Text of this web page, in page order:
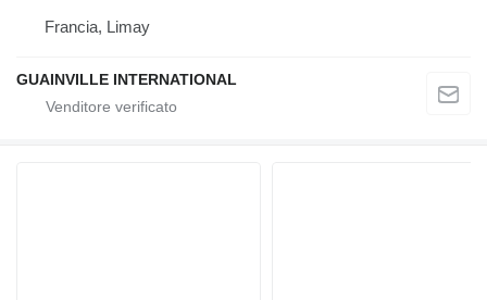
Francia, Limay
GUAINVILLE INTERNATIONAL